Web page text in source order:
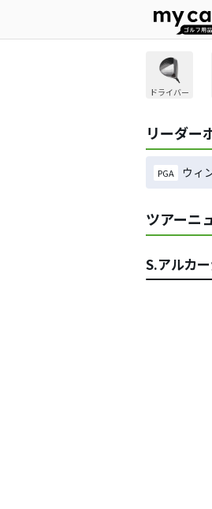
ドライバー
リーダー
PGA ウィ
ツアーニ
S.アルカ